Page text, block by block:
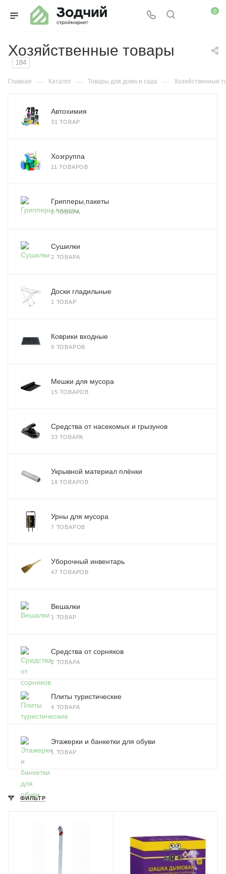
0
Хозяйственные товары
184
Главная — Каталог — Товары для дома и сада — Хозяйственные
Автохимия
31 ТОВАР
Хозгруппа
11 ТОВАРОВ
Грипперы,пакеты
2 ТОВАРА
Сушилки
2 ТОВАРА
Доски гладильные
1 ТОВАР
Коврики входные
9 ТОВАРОВ
Мешки для мусора
15 ТОВАРОВ
Средства от насекомых и грызунов
33 ТОВАРА
Укрывной материал плёнки
18 ТОВАРОВ
Урны для мусора
7 ТОВАРОВ
Уборочный инвентарь
47 ТОВАРОВ
Вешалки
1 ТОВАР
Средства от сорняков
2 ТОВАРА
Плиты туристические
4 ТОВАРА
Этажерки и банкетки для обуви
1 ТОВАР
ФИЛЬТР